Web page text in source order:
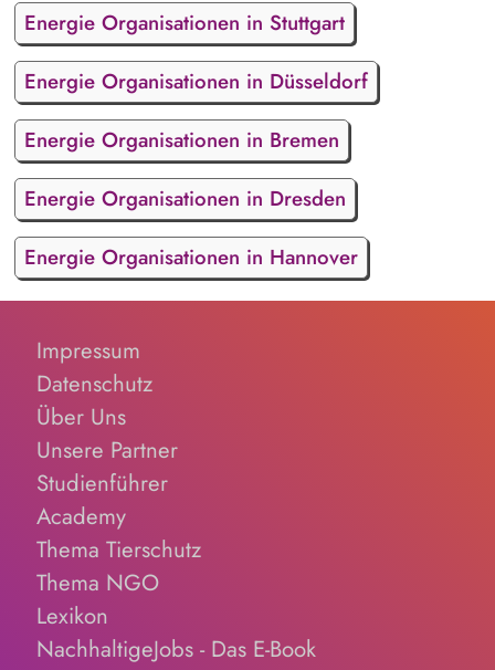
Energie Organisationen in Stuttgart
Energie Organisationen in Düsseldorf
Energie Organisationen in Bremen
Energie Organisationen in Dresden
Energie Organisationen in Hannover
Impressum
Datenschutz
Über Uns
Unsere Partner
Studienführer
Academy
Thema Tierschutz
Thema NGO
Lexikon
NachhaltigeJobs - Das E-Book